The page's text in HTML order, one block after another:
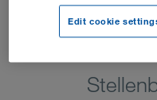
Edit cookie